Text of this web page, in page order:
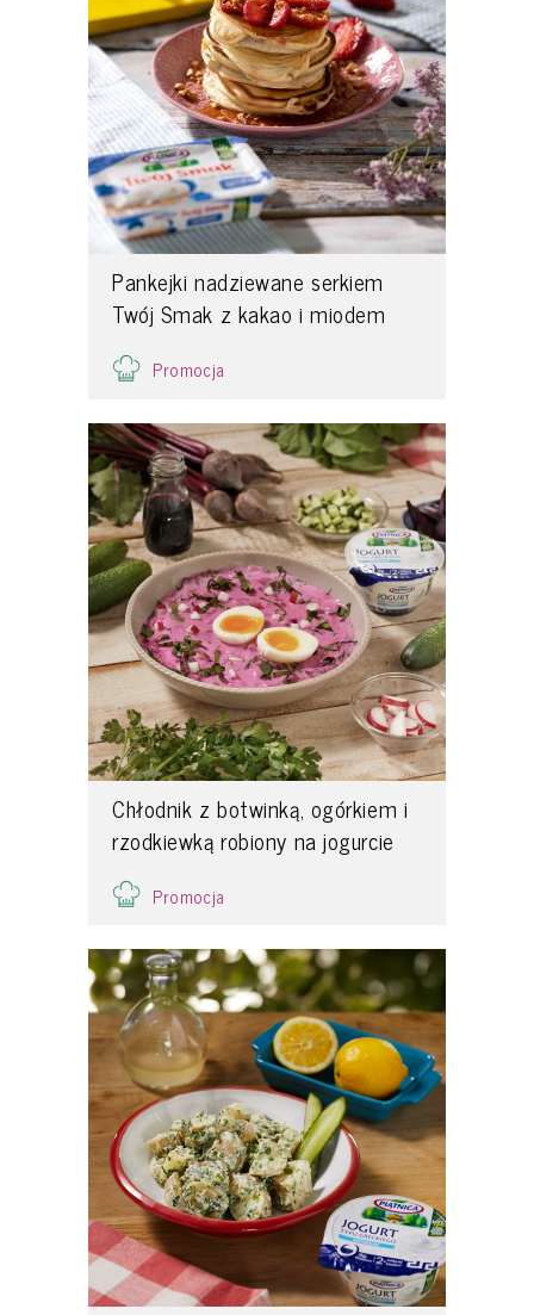
Pankejki nadziewane serkiem
Twój Smak z kakao i miodem
Promocja
Chłodnik z botwinką, ogórkiem i
rzodkiewką robiony na jogurcie
Promocja